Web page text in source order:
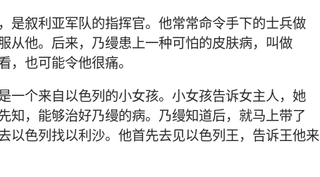
， 是叙利亚军队的指挥官。 他常常命令手下的士兵做
从他。 后来， 乃缦患上一种可怕的皮肤病， 叫做
， 也可能令他很痛。
一个来自以色列的小女孩。 小女孩告诉女主人， 她
知， 能够治好乃缦的病。 乃缦知道后， 就马上带了
以色列找以利沙。 他首先去见以色列王， 告诉王他来